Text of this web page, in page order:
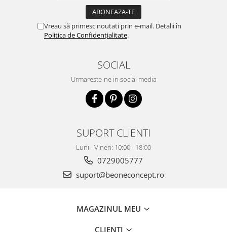
Vreau să primesc noutati prin e-mail. Detalii în
Politica de Confidențialitate.
SOCIAL
Urmareste-ne in social media
SUPORT CLIENTI
Luni - Vineri: 10:00 - 18:00
0729005777
suport@beoneconcept.ro
MAGAZINUL MEU
CLIENTI